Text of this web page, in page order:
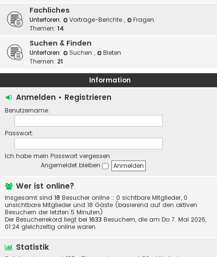
Fachliches
Unterforen: Vorträge-Berichte ,
Fragen
Themen: 14
Suchen & Finden
Unterforen: Suchen ,
Bieten
Themen: 21
Information
Anmelden • Registrieren
Benutzername:
Passwort:
Ich habe mein Passwort vergessen
Angemeldet bleiben
Wer ist online?
Insgesamt sind 18 Besucher online :: 0 sichtbare Mitglieder, 0
unsichtbare Mitglieder und 18 Gäste (basierend auf den aktiven
Besuchern der letzten 5 Minuten)
Der Besucherrekord liegt bei 1633 Besuchern, die am Do 7. Mai 2026,
01:24 gleichzeitig online waren.
Statistik